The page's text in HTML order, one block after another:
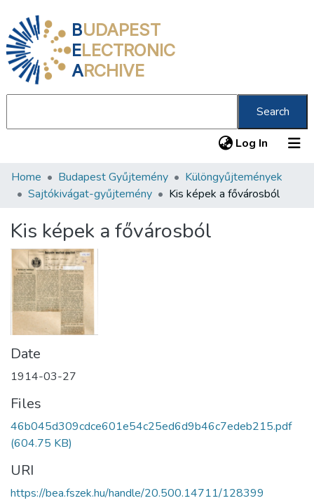
BUDAPEST
ELECTRONIC
ARCHIVE
Search
Log In (current)
Communities & Collections
Statistics
About us
Home Budapest Gyűjtemény
Különgyűjtemények
Sajtókivágat-gyűjtemény
Kis képek a fővárosból
Kis képek a fővárosból
Date
1914-03-27
Files
46b045d309cdce601e54c25ed6d9b46c7edeb215.pdf
(604.75 KB)
URI
https://bea.fszek.hu/handle/20.500.14711/128399